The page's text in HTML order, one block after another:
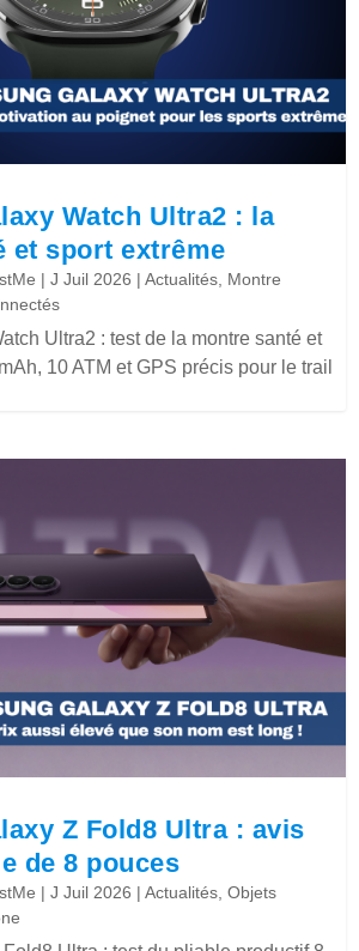
Watch Ultra2 : la
et sport extrême
|J Juil 2026 |Actualités Montre
Ultra2 : test de la montre santé et
10 ATM et GPS précis pour le trail
Z Fold8 Ultra : avis
de 8 pouces
|J Juil 2026 |Actualités ,Objets